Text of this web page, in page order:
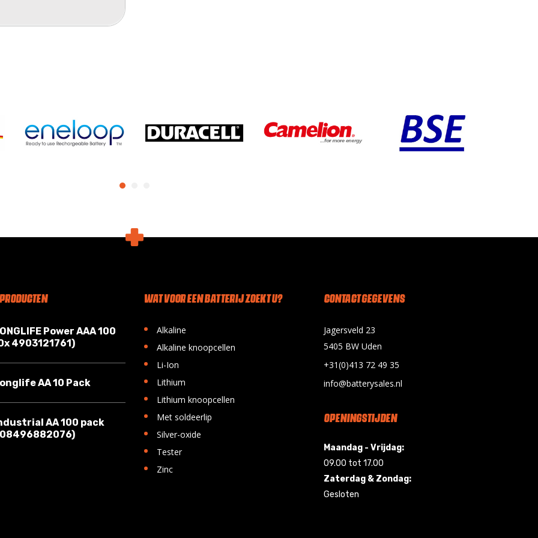
Power AAA 100
4903121761)
AA 10 Pack
AA 100 pack
WAT VOOR EEN BATTERIJ ZOEKT U?
• Alkaline
• Alkaline knoopcellen
• Li-Ion
• Lithium
• Lithium knoopcellen
• Met soldeerlip
• Silver-oxide
• Tester
• Zinc
CONTACT GEGEVENS
Jagersveld 23
5405 BW Uden
+31(0)413 72 49 35
info@batterysales.nl
OPENINGSTIJDEN
Maandag - Vrijdag:
09.00 tot 17.00
Zaterdag & Zondag:
Gesloten